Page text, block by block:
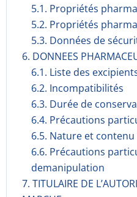
5.1. Propriétés
5.2. Propriétés
5.3. Données de
6. DONNEES
6.1. Liste des
6.2. Incompati­bilités
6.3. Durée de
6.4. Précautions
6.5. Nature et
6.6. Précautions
demanipulation
7. TITULAIRE DE